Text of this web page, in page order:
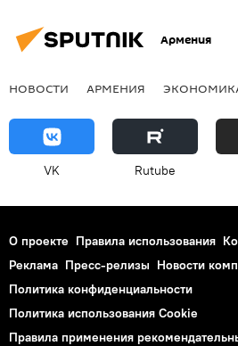
Армения
НОВОСТИ АРМЕНИЯ
VK Rutube
О проекте Правила использования
Реклама Пресс-релизы Новости
Политика конфиденциальности
Политика использования Cookie
Правила применения